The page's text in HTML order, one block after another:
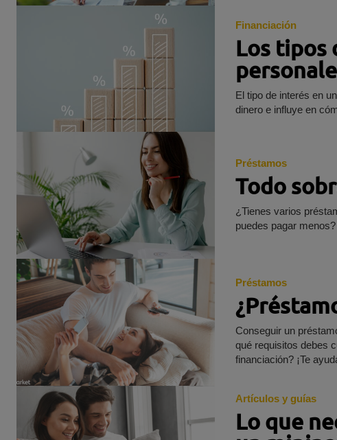
Financiación
Los tipos
El tipo de interés en
Préstamos
Todo
¿Tienes varios
puedes pagar
Préstamos
Conseguir un
qué requisitos debes
Artículos y guías
Lo que